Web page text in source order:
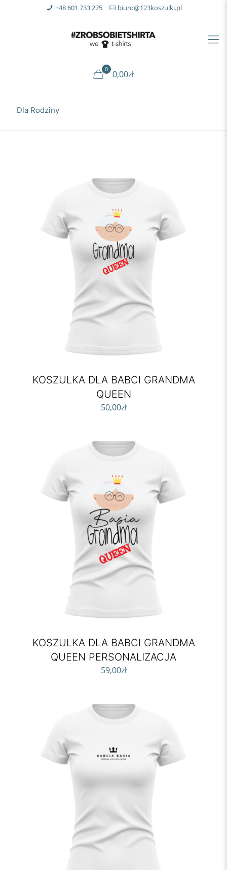
+48 601 733 275 biuro@123koszulki.pl
0 0,00zł
Dla Rodziny
KOSZULKA DLA BABCI GRANDMA
QUEEN
50,00zł
KOSZULKA DLA BABCI GRANDMA
QUEEN PERSONALIZACJA
59,00zł